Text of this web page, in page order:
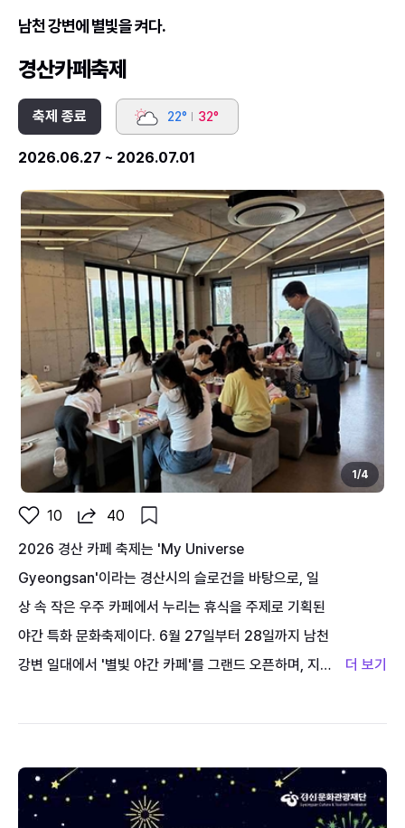
남천 강변에 별빛을 켜다.
경산카페축제
축제 종료 22° 32°
2026.06.27 ~ 2026.07.01
2026
경
산
카
페
축
(1).JPG
1 /4
10
40
2026 경산 카페 축제는 'My Universe
Gyeongsan'이라는 경산시의 슬로건을 바탕으로, 일
상 속 작은 우주 카페에서 누리는 휴식을 주제로 기획된
야간 특화 문화축제이다. 6월 27일부터 28일까지 남천
강변 일대에서 '별빛 야간 카페'를 그랜드 오픈하며, 지
문화 공연이 펼쳐진다. 경산의 지역 특산물인 신비복숭
볼 수 있으며, 6월 29일부터 7월 1일까지는 경산 시내
20개 지정 카페에서 경산시립교향악단과 합창단의 순